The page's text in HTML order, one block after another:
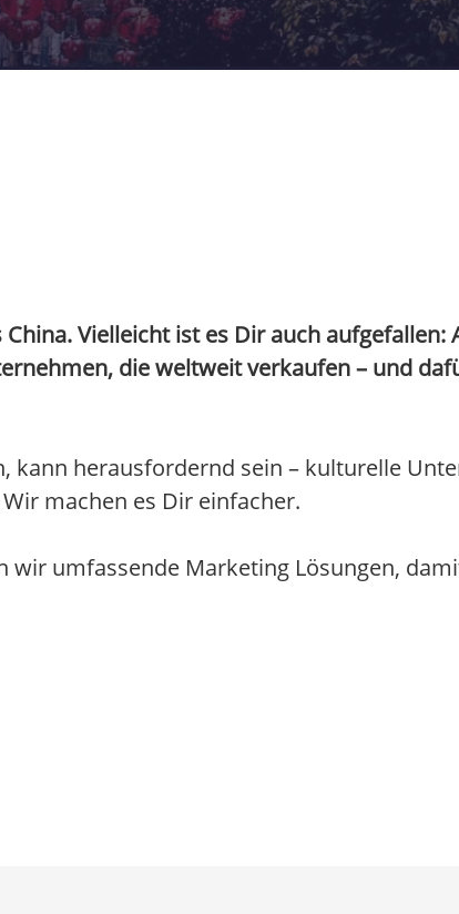
Vielleicht ist es Dir auch aufgefallen:
die weltweit verkaufen – und
kann herausfordernd sein – kulturelle
machen es Dir einfacher.
wir umfassende Marketing Lösungen,